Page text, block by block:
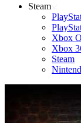
Steam
Xbox
Xbox
Steam